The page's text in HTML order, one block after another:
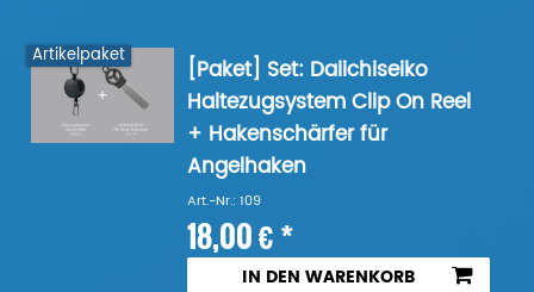
Artikelpaket
[Paket] Set: Daiichiseiko
Haltezugsystem Clip On Reel
+ Hakenschärfer für
Angelhaken
Art.-Nr.: 109
18,00 € *
IN DEN WARENKORB